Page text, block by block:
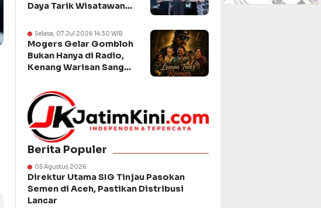
Daya Tarik Wisatawan
Selasa, 07 Jul 2026 14:30 WIB
Mogers Gelar Gombloh
Bukan Hanya di Radio,
Kenang Warisan Sang
Berita Populer
05 Agustus 2026
Direktur Utama SIG Tinjau Pasokan
Semen di Aceh, Pastikan Distribusi
Lancar